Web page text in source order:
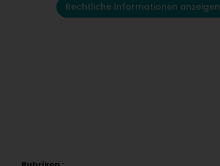
Rechtliche Informationen anzeigen